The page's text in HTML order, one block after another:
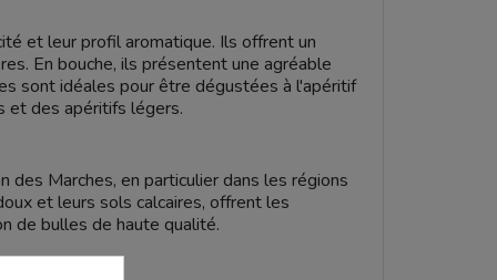
et leur profil aromatique. Ils offrent un
En bouche, ils présentent une agréable
sont idéales pour être dégustées à l'apéritif
et des apéritifs légers.
des Marches, en particulier dans les régions
et leurs sols calcaires, offrent les
de bulles de haute qualité.